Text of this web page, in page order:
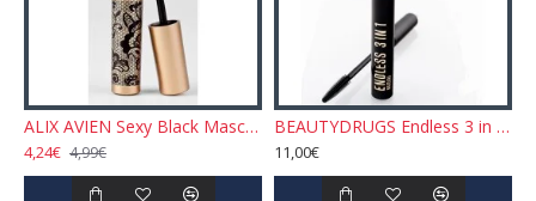
ALIX AVIEN Sexy Black Mascara 10ml
4,24€ 4,99€
BEAUTYDRUGS Endless 3 in 1 Mascara - Black
11,00€